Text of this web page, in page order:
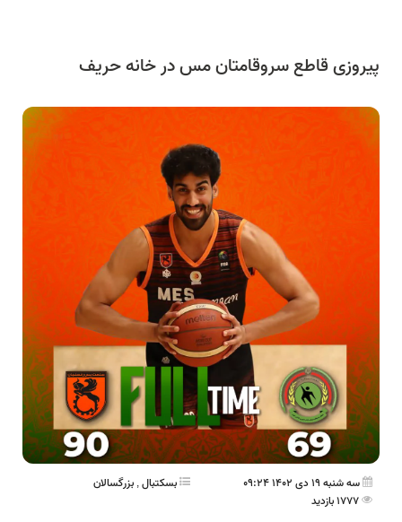
پیروزی قاطع سروقامتان مس در خانه حریف
سه شنبه 19 دی 1402 09:24 بسکتبال, بزرگسالان